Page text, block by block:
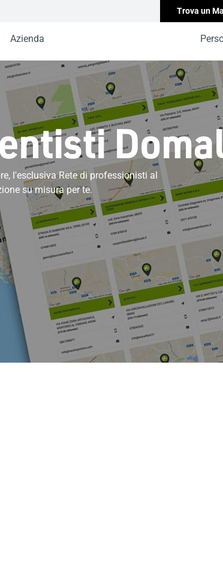
Trova un
Azienda
l'esclusiva Rete di professionisti al
su misura per te.